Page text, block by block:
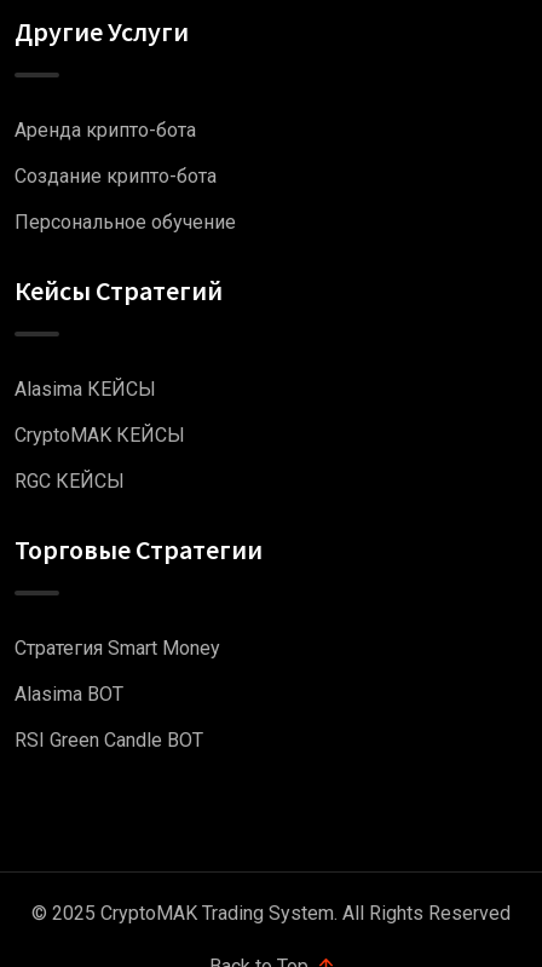
Другие Услуги
Аренда крипто-бота
Создание крипто-бота
Персональное обучение
Кейсы Стратегий
Alasima КЕЙСЫ
CryptoMAK КЕЙСЫ
RGC КЕЙСЫ
Торговые Стратегии
Стратегия Smart Money
Alasima BOT
RSI Green Candle BOT
© 2025 CryptoMAK Trading System. All Rights Reserved